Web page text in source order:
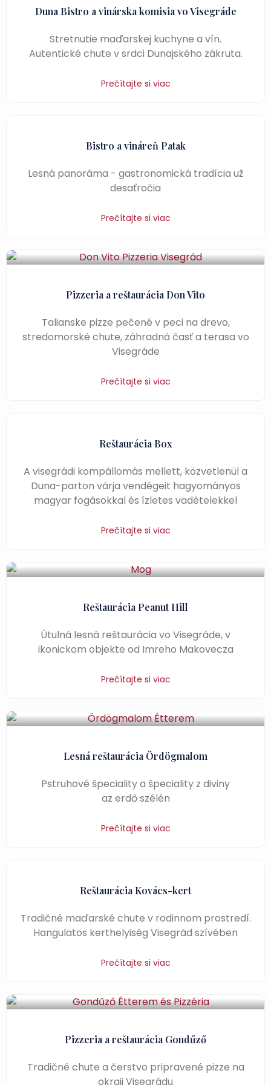
Duna Bistro a vinárska komisia vo Visegráde
Stretnutie maďarskej kuchyne a vín.
Autentické chute v srdci Dunajského zákruta.
Prečítajte si viac
Bistro a vináreň Patak
Lesná panoráma - gastronomická tradícia už
desaťročia
Prečítajte si viac
Pizzeria a reštaurácia Don Vito
Talianske pizze pečené v peci na drevo,
stredomorské chute, záhradná časť a terasa vo
Visegráde
Prečítajte si viac
Reštaurácia Box
A visegrádi kompállomás mellett, közvetlenül a
Duna-parton várja vendégeit hagyományos
magyar fogásokkal és ízletes vadételekkel
Prečítajte si viac
Reštaurácia Peanut Hill
Útulná lesná reštaurácia vo Visegráde, v
ikonickom objekte od Imreho Makovecza
Prečítajte si viac
Lesná reštaurácia Ördögmalom
Pstruhové špeciality a špeciality z diviny
az erdő szélén
Prečítajte si viac
Reštaurácia Kovács-kert
Tradičné maďarské chute v rodinnom prostredí.
Hangulatos kerthelyiség Visegrád szívében
Prečítajte si viac
Pizzeria a reštaurácia Gondűző
Tradičné chute a čerstvo pripravené pizze na
okraji Visegrádu